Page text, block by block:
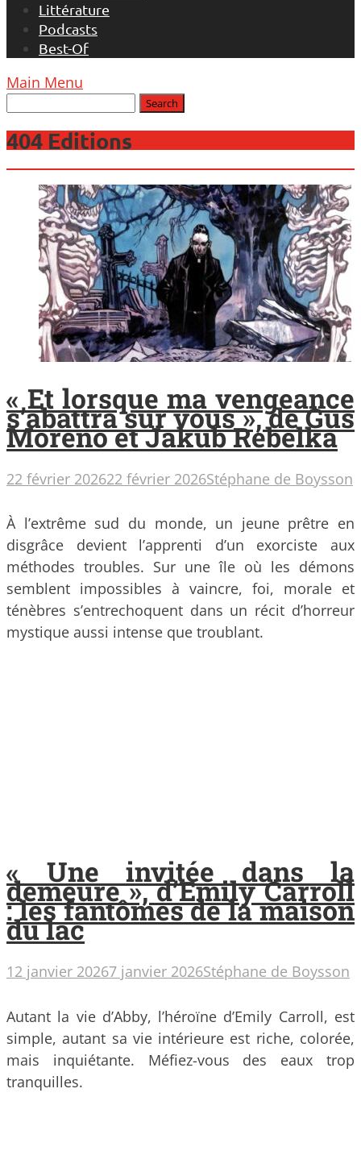
Littérature
Podcasts
Best-Of
Main Menu
404 Editions
« Et lorsque ma vengeance
s’abattra sur vous », de Gus
Moreno et Jakub Rebelka
22 février 202622 février 2026Stéphane de Boysson
À l’extrême sud du monde, un jeune prêtre en
disgrâce devient l’apprenti d’un exorciste aux
méthodes troubles. Sur une île où les démons
semblent impossibles à vaincre, foi, morale et
ténèbres s’entrechoquent dans un récit d’horreur
mystique aussi intense que troublant.
« Une invitée dans la
demeure », d’Emily Carroll
: les fantômes de la maison
du lac
12 janvier 20267 janvier 2026Stéphane de Boysson
Autant la vie d’Abby, l’héroïne d’Emily Carroll, est
simple, autant sa vie intérieure est riche, colorée,
mais inquiétante. Méfiez-vous des eaux trop
tranquilles.